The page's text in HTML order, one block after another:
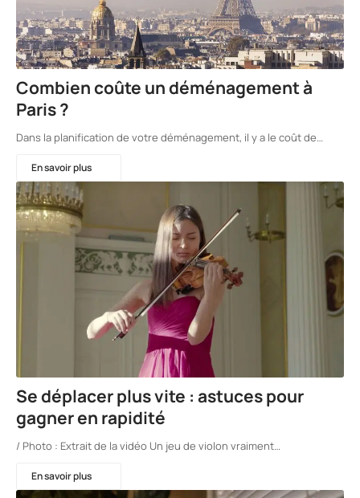
Combien coûte un déménagement à
Paris ?
Dans la planification de votre déménagement, il y a le coût de…
En savoir plus
Se déplacer plus vite : astuces pour
gagner en rapidité
/ Photo : Extrait de la vidéo Un jeu de violon vraiment…
En savoir plus